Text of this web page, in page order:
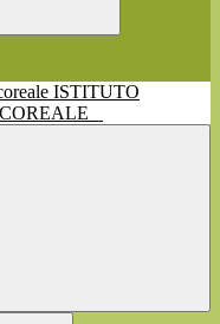
ISTITUTO